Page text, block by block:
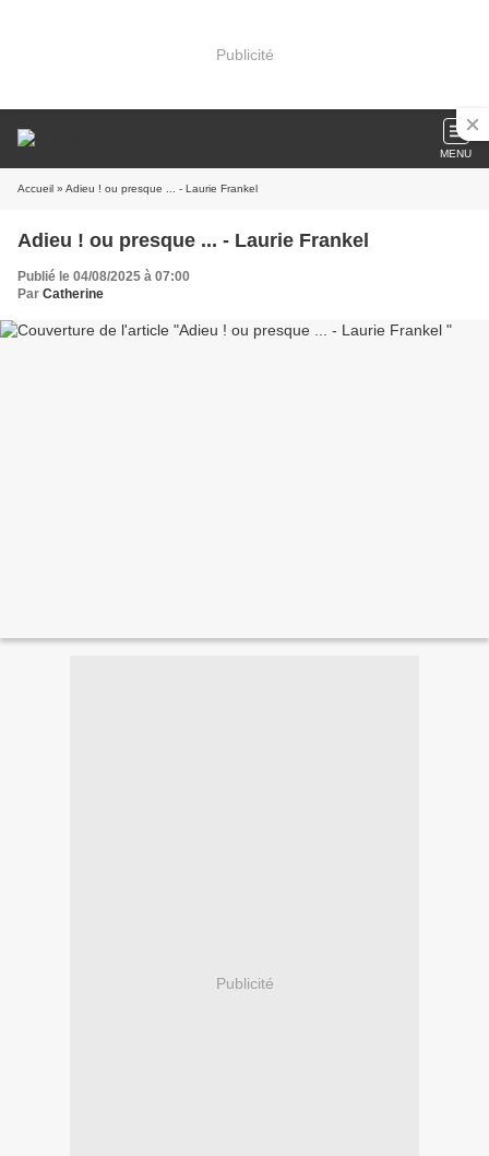
Publicité
MENU
Accueil » Adieu ! ou presque ... - Laurie Frankel
Adieu ! ou presque ... - Laurie Frankel
Publié le 04/08/2025 à 07:00
Par Catherine
Publicité